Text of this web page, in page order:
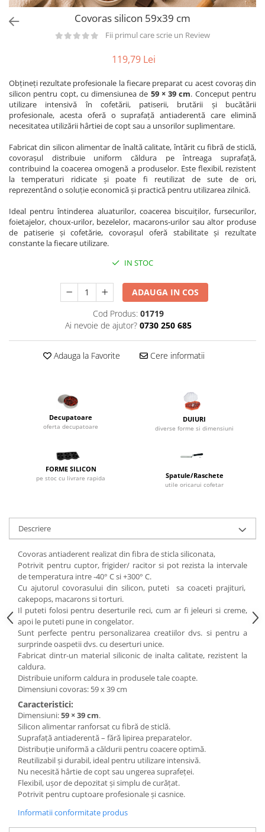
Perii cuptor
Alte accesorii pizza
Storcatoare/ Dozatoare suc Fructe
Sifon Frisca
Blender
Aparatura Cafea
Aparatura Inghetata
Decupatoare
Evenimente
Figurine
Geometrice
Patiserie,Pizza
Mixere planetare
Masina de Injectat Crema
Pulverizatoare
Utilaje pentru Intins Aluat/fondant
Matrice Patiserie
Forme Metal
Forme Silicon
Duiuri, Sprituri Decorare
Posuri Decorare
Seturi Decorare
Ustensile, Accesorii Cofetarie,
Patiserie
Site, Gratare,Blaturi taiere
Termometru
Cani, Flacoane, Boluri, Vase
Cutite, Raschete
Diverse Ustensile de Lucru
Merdenele, Role, Decupatoare
Spatule, Teluri, Pensule
Lopeti Scos Paine
Manusi
Stante, Cutere
Cutter/razatoare mozarella
Blender termic/Toaster
Formator hamburger
Aparate de
vidat/Ambalaje/Role/Pungi
Gatit sub Vid
Bain marie, Incalzitoare diverse
Covoras silicon 59x39 cm
Fii primul care scrie un Review
119,79 Lei
Obțineți rezultate profesionale la fiecare preparat cu acest covoraș din
silicon pentru copt, cu dimensiunea de 59 × 39 cm. Conceput pentru
utilizare intensivă în cofetării, patiserii, brutării și bucătării
profesionale, acesta oferă o suprafață antiaderentă care elimină
necesitatea utilizării hârtiei de copt sau a unsorilor suplimentare.
Fabricat din silicon alimentar de înaltă calitate, întărit cu fibră de sticlă,
covorașul distribuie uniform căldura pe întreaga suprafață,
contribuind la coacerea omogenă a produselor. Este flexibil, rezistent
la temperaturi ridicate și poate fi reutilizat de sute de ori,
reprezentând o soluție economică și practică pentru utilizarea zilnică.
Ideal pentru întinderea aluaturilor, coacerea biscuiților, fursecurilor,
foietajelor, choux-urilor, bezelelor, macarons-urilor sau altor produse
de patiserie și cofetărie, covorașul oferă stabilitate și rezultate
constante la fiecare utilizare.
IN STOC
ADAUGA IN COS
Cod Produs: 01719
Ai nevoie de ajutor? 0730 250 685
Adauga la Favorite Cere informatii
Decupatoare
oferta decupatoare
DUIURI
diverse forme si dimensiuni
FORME SILICON
pe stoc cu livrare rapida Spatule/Raschete
utile oricarui cofetar
Descriere
Covoras antiaderent realizat din fibra de sticla siliconata,
Potrivit pentru cuptor, frigider/ racitor si pot rezista la intervale
de temperatura intre -40° C si +300° C.
Cu ajutorul covorasului din silicon, puteti sa coaceti prajituri,
cakepops, macarons si torturi.
Il puteti folosi pentru deserturile reci, cum ar fi jeleuri si creme,
apoi le puteti pune in congelator.
Sunt perfecte pentru personalizarea creatiilor dvs. si pentru a
surprinde oaspetii dvs. cu deserturi unice.
Fabricat dintr-un material siliconic de inalta calitate, rezistent la
caldura.
Distribuie uniform caldura in produsele tale coapte.
Dimensiuni covoras: 59 x 39 cm
Caracteristici:
Dimensiuni:59 × 39 cm.
Silicon alimentar ranforsat cu fibră de sticlă.
Suprafață antiaderentă – fără lipirea preparatelor.
Distribuție uniformă a căldurii pentru coacere optimă.
Reutilizabil și durabil, ideal pentru utilizare intensivă.
Nu necesită hârtie de copt sau ungerea suprafeței.
Flexibil, ușor de depozitat și simplu de curățat.
Potrivit pentru cuptoare profesionale și casnice.
Informatii conformitate produs